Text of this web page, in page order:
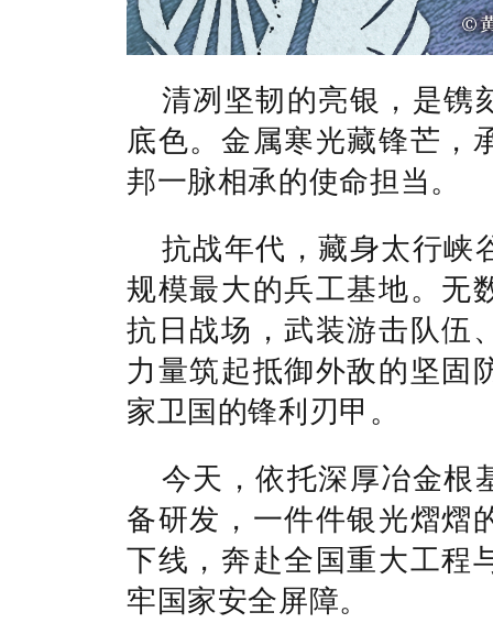
清冽坚韧的亮银，是镌
底色。金属寒光藏锋芒，
邦一脉相承的使命担当。
抗战年代，藏身太行峡
规模最大的兵工基地。无
抗日战场，武装游击队伍
力量筑起抵御外敌的坚固
家卫国的锋利刃甲。
今天，依托深厚冶金根
备研发，一件件银光熠熠
下线，奔赴全国重大工程
牢国家安全屏障。